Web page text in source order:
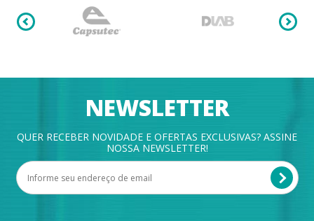
NEWSLETTER
QUER RECEBER NOVIDADE E OFERTAS EXCLUSIVAS? ASSINE
NOSSA NEWSLETTER!